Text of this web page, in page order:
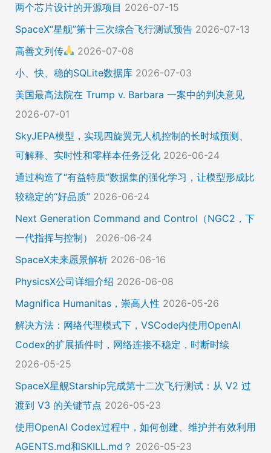
两个芯片设计的开源项目 2026-07-15
SpaceX“星舰”第十三次综合飞行测试预告 2026-07-13
高善文列传
2026-07-08
小、快、稳的SQLite数据库 2026-07-03
美国最高法院在 Trump v. Barbara 一案中的判决意见
2026-07-01
SkyJEPA模型，实现四旋翼无人机控制的长时域预测、
可解释、实时性和零样本任务泛化 2026-06-24
通过构造了“有益特质”数据集的强化学习，让模型形成比
较稳定的“好品质” 2026-06-24
Next Generation Command and Control（NGC2，下
一代指挥与控制）
2026-06-24
SpaceX未来愿景解析 2026-06-16
PhysicsX公司详细介绍 2026-06-08
Magnifica Humanitas，崇高人性 2026-05-26
解决方法：网络代理模式下，VSCode内使用OpenAI
Codex的扩展插件时，网络连接不稳定，时断时续
2026-05-25
SpaceX星舰Starship完成第十二次飞行测试：从 V2 过
渡到 V3 的关键节点 2026-05-23
使用OpenAI Codex过程中，如何创建、维护并有效利用
AGENTS.md和SKILL.md？ 2026-05-23